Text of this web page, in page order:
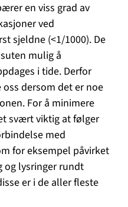
en viss grad av
ved
sjeldne (<1/1000). De
mulig å
i tide. Derfor
dersom det er noe
For å minimere
svært viktig at følger
med
for eksempel påvirket
og lysringer rundt
er i de aller fleste